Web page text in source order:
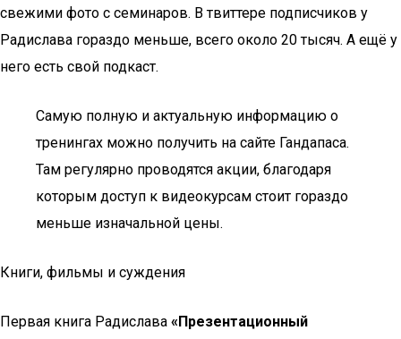
свежими фото с семинаров. В твиттере подписчиков у
Радислава гораздо меньше, всего около 20 тысяч. А ещё у
него есть свой подкаст.
Самую полную и актуальную информацию о
тренингах можно получить на сайте Гандапаса.
Там регулярно проводятся акции, благодаря
которым доступ к видеокурсам стоит гораздо
меньше изначальной цены.
Книги, фильмы и суждения
Первая книга Радислава «Презентационный